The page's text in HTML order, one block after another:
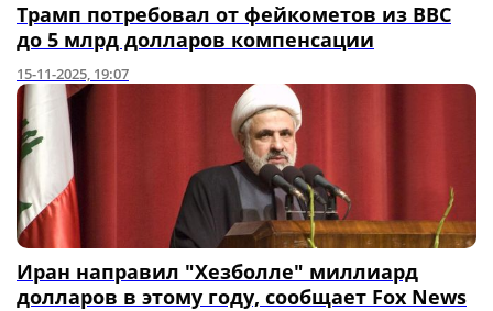
Трамп потребовал от фейкометов из BBC
до 5 млрд долларов компенсации
15-11-2025, 19:07
Иран направил "Хезболле" миллиард
долларов в этому году, сообщает Fox News